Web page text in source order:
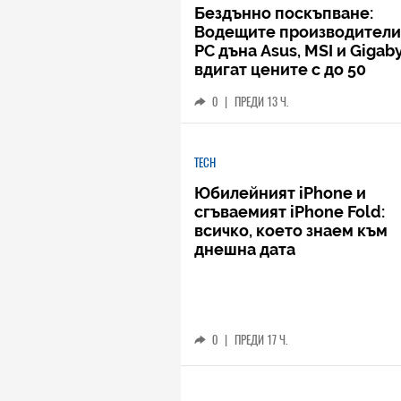
Бездънно поскъпване:
Водещите
РС дъна Asus, MSI и
вдигат цените с до 50
0 | ПРЕДИ 13 Ч.
TECH
Юбилейният iPhone и
сгъваемият iPhone Fold:
всичко, което знаем към
днешна дата
0 | ПРЕДИ 17 Ч.